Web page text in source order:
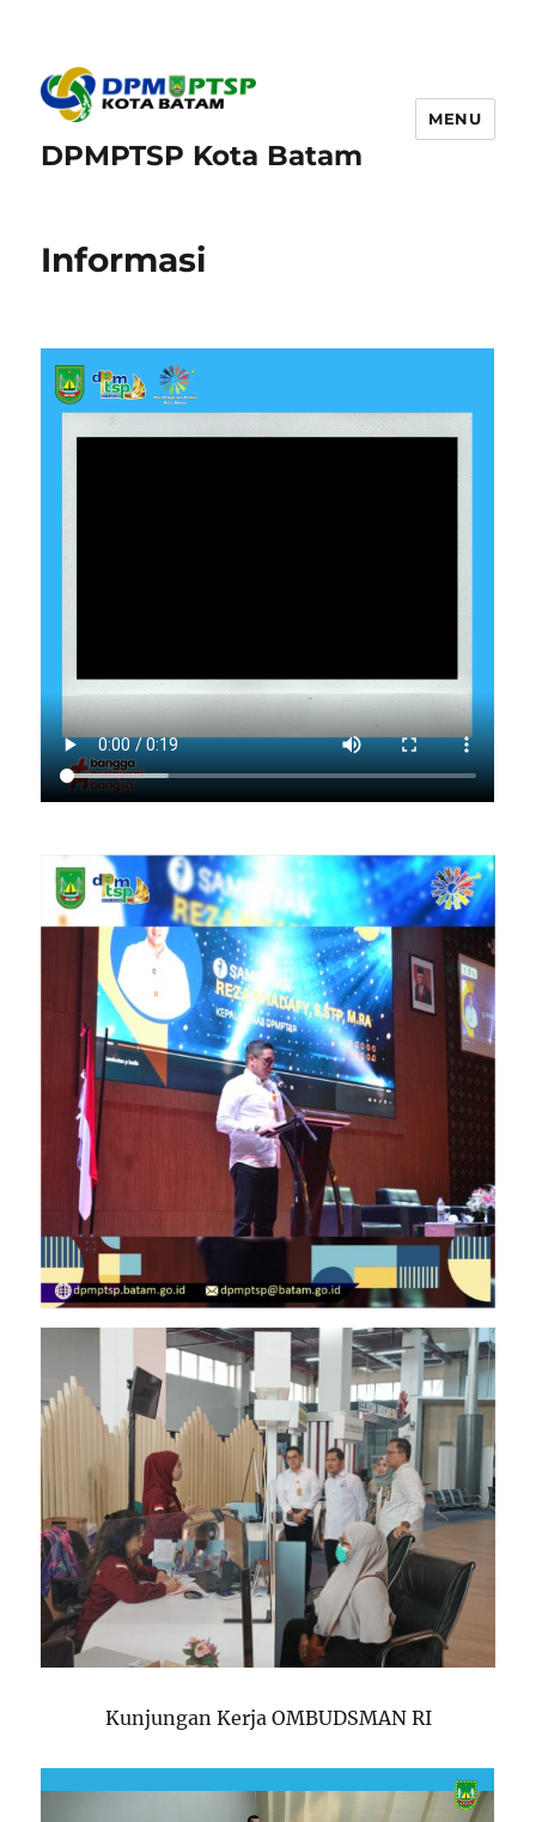
DPMPTSP Kota Batam
MENU
Informasi
Kunjungan Kerja OMBUDSMAN RI